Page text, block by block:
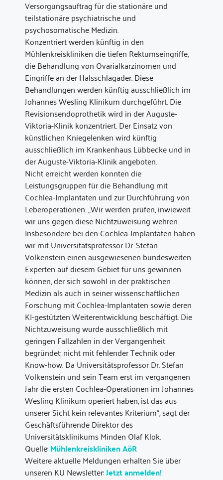
Versorgungsauftrag für die stationäre und
teilstationäre psychiatrische und
psychosomatische Medizin.
Konzentriert werden künftig in den
Mühlenkreiskliniken die tiefen Rektumseingriffe,
die Behandlung von Ovarialkarzinomen und
Eingriffe an der Halsschlagader. Diese
Behandlungen werden künftig ausschließlich im
Johannes Wesling Klinikum durchgeführt. Die
Revisionsendoprothetik wird in der Auguste-
Viktoria-Klinik konzentriert. Der Einsatz von
künstlichen Kniegelenken wird künftig
ausschließlich im Krankenhaus Lübbecke und in
der Auguste-Viktoria-Klinik angeboten.
Nicht erreicht werden konnten die
Leistungsgruppen für die Behandlung mit
Cochlea-Implantaten und zur Durchführung von
Leberoperationen. „Wir werden prüfen, inwieweit
wir uns gegen diese Nichtzuweisung wehren.
Insbesondere bei den Cochlea-Implantaten haben
wir mit Universitätsprofessor Dr. Stefan
Volkenstein einen ausgewiesenen bundesweiten
Experten auf diesem Gebiet für uns gewinnen
können, der sich sowohl in der praktischen
Medizin als auch in seiner wissenschaftlichen
Forschung mit Cochlea-Implantaten sowie deren
KI-gestützten Weiterentwicklung beschäftigt. Die
Nichtzuweisung wurde ausschließlich mit
geringen Fallzahlen in der Vergangenheit
begründet; nicht mit fehlender Technik oder
Know-how. Da Universitätsprofessor Dr. Stefan
Volkenstein und sein Team erst im vergangenen
Jahr die ersten Cochlea-Operationen im Johannes
Wesling Klinikum operiert haben, ist das aus
unserer Sicht kein relevantes Kriterium“, sagt der
Geschäftsführende Direktor des
Universitätsklinikums Minden Olaf Klok.
Quelle:Mühlenkreiskliniken AöR
Weitere aktuelle Meldungen erhalten Sie über
unseren KU Newsletter:Jetzt anmelden!